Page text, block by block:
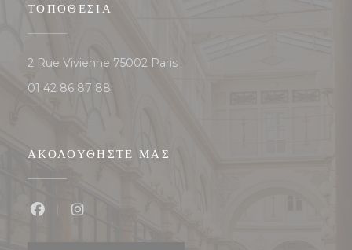
ΤΟΠΟΘΕΣΊΑ
2 Rue Vivienne 75002 Paris((ανοίγει σε νέο παράθυρο))
01 42 86 87 88
ΑΚΟΛΟΥΘΉΣΤΕ ΜΑΣ